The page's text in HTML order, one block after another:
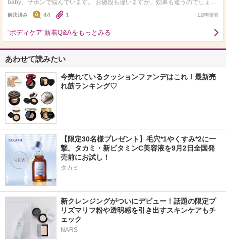
baby、サボンで悩んでいます。 お値段も違いますが、効果も違うのでしょう
か。 サボンはお高めなので、一度でも効果を感じる…
解決済み 44 1 12時間前
“ボディケア”新着Q&Aをもっとみる
あわせて読みたい
今売れているクッションファンデはこれ！最新売
れ筋ランキング♡
【限定30名様プレゼント】毛穴*1やくすみ*2に一
撃。タカミ・新ビタミンC美容液を9月2日全国発
売前にお試し！
タカミ
新クレンジングがついにデビュー！話題の限定プ
リズマリフ粉や透明感を引き出すスキンケアもチ
ェック
NARS